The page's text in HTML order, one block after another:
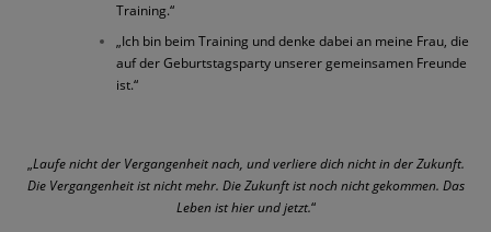
Training.“
„Ich bin beim Training und denke dabei an meine Frau, die
auf der Geburtstagsparty unserer gemeinsamen Freunde
ist.“
„Laufe nicht der Vergangenheit nach, und verliere dich nicht in der Zukunft.
Die Vergangenheit ist nicht mehr. Die Zukunft ist noch nicht gekommen. Das
Leben ist hier und jetzt.“